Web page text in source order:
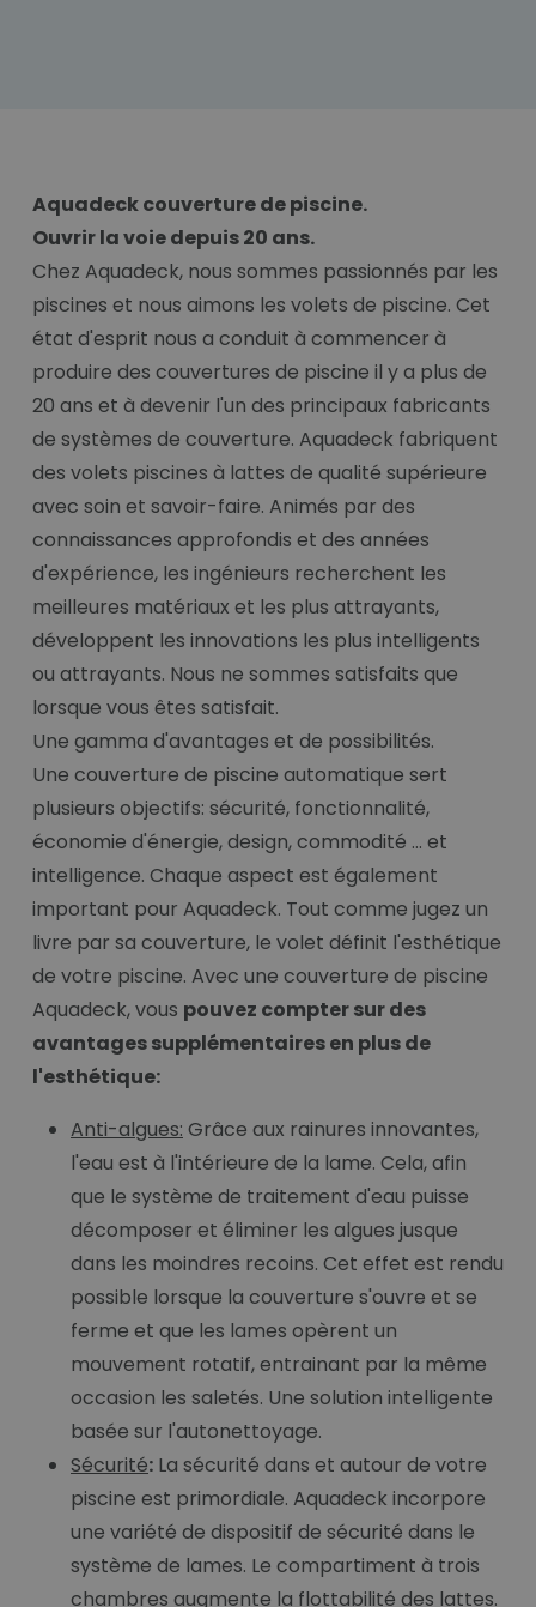
Aquadeck couverture de piscine.
Ouvrir la voie depuis 20 ans.
Chez Aquadeck, nous sommes passionnés par les
piscines et nous aimons les volets de piscine. Cet
état d'esprit nous a conduit à commencer à
produire des couvertures de piscine il y a plus de
20 ans et à devenir l'un des principaux fabricants
de systèmes de couverture. Aquadeck fabriquent
des volets piscines à lattes de qualité supérieure
avec soin et savoir-faire. Animés par des
connaissances approfondis et des années
d'expérience, les ingénieurs recherchent les
meilleures matériaux et les plus attrayants,
développent les innovations les plus intelligents
ou attrayants. Nous ne sommes satisfaits que
lorsque vous êtes satisfait.
Une gamma d'avantages et de possibilités.
Une couverture de piscine automatique sert
plusieurs objectifs: sécurité, fonctionnalité,
économie d'énergie, design, commodité ... et
intelligence. Chaque aspect est également
important pour Aquadeck. Tout comme jugez un
livre par sa couverture, le volet définit l'esthétique
de votre piscine. Avec une couverture de piscine
Aquadeck, vous pouvez compter sur des
avantages supplémentaires en plus de
l'esthétique:
Anti-algues: Grâce aux rainures innovantes,
l'eau est à l'intérieure de la lame. Cela, afin
que le système de traitement d'eau puisse
décomposer et éliminer les algues jusque
dans les moindres recoins. Cet effet est rendu
possible lorsque la couverture s'ouvre et se
ferme et que les lames opèrent un
mouvement rotatif, entrainant par la même
occasion les saletés. Une solution intelligente
basée sur l'autonettoyage.
Sécurité: La sécurité dans et autour de votre
piscine est primordiale. Aquadeck incorpore
une variété de dispositif de sécurité dans le
système de lames. Le compartiment à trois
chambres augmente la flottabilité des lattes.